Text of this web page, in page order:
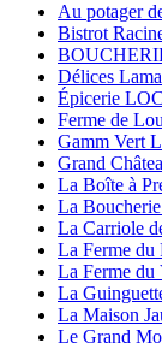
Au potager
Bistrot
Délices
Épicerie
Ferme de
Gamm Vert
Grand
La Boîte à
La
La Carriole
La Ferme du
La Ferme du
La
La Maison
Le Grand